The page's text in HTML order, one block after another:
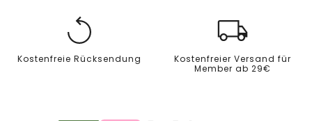
Kostenfreie Rücksendung
Kostenfreier Versand für
Member ab 29€